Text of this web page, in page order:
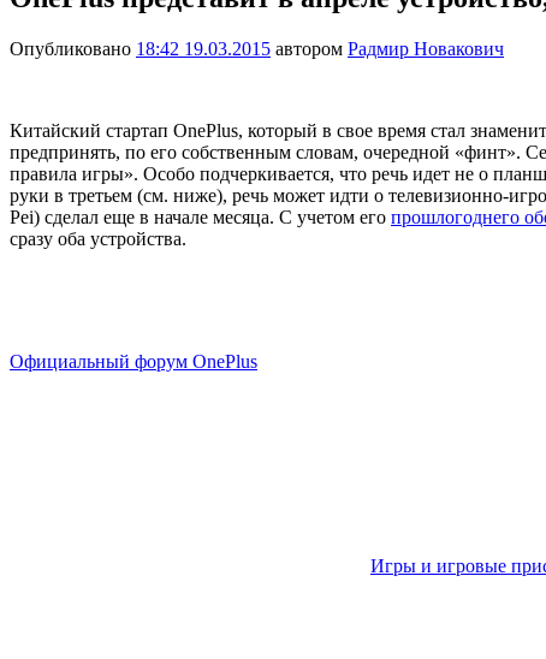
Опубликовано 18:42 19.03.2015 автором Радмир Новакович
Китайский стартап OnePlus, который в свое время стал
предпринять, по его собственным словам, очередной «финт».
правила игры». Особо подчеркивается, что речь идет не о
руки в третьем (см. ниже), речь может идти о телевизионно-
Pei) сделал еще в начале месяца. С учетом его прошлогоднего
сразу оба устройства.
Официальный форум OnePlus
Игры и игровые